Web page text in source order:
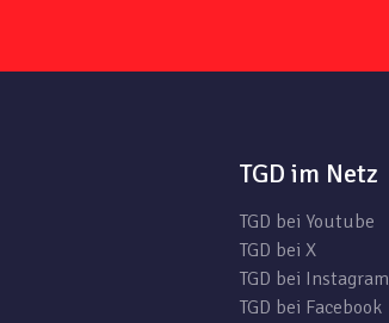
TGD im Netz
TGD bei Youtube
TGD bei X
TGD bei Instagram
TGD bei Facebook